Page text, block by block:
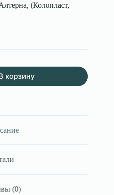
(Колопласт,
корзину
(0)